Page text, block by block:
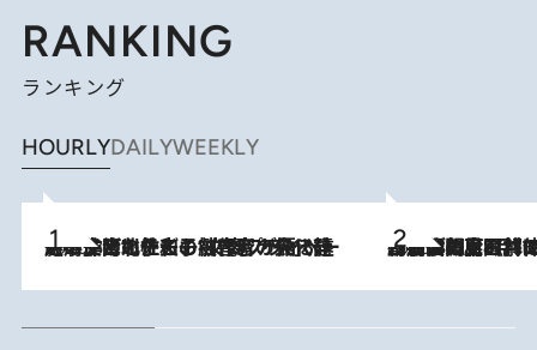
RANKING
ランキング
HOURLYDAILYWEEKLY
2026.8.3
《「文士の子ども被害者の会」発足！》阿川佐和子（72）が語る遠藤周作に北杜夫、劇作家・矢代静一の子どもたちの“文豪プライベート事件簿” 2026.8.8
「最後に見られてよかった」上野動物園の東園パンダ舎が解体前に特別公開。8月16日まで延長されたパネル展と共に辿る“半世紀”のパンダ飼育《解体工事の図面あり》